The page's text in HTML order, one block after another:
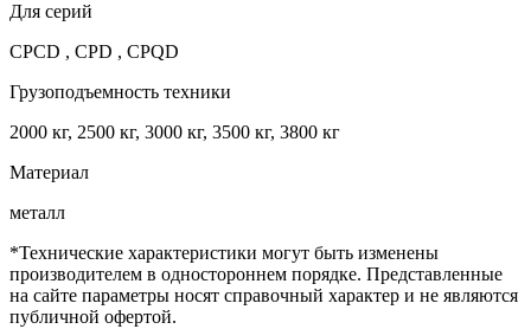
Для серий
CPCD , CPD , CPQD
Грузоподъемность техники
2000 кг, 2500 кг, 3000 кг, 3500 кг, 3800 кг
Материал
металл
*Технические характеристики могут быть изменены
производителем в одностороннем порядке. Представленные
на сайте параметры носят справочный характер и не являются
публичной офертой.